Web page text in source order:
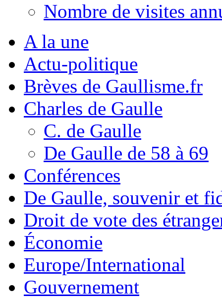
Nombre de visites
A la une
Actu-politique
Brèves de Gaullisme.fr
Charles de Gaulle
C. de Gaulle
De Gaulle de 58 à 69
Conférences
De Gaulle, souvenir et
Droit de vote des
Économie
Europe/International
Gouvernement